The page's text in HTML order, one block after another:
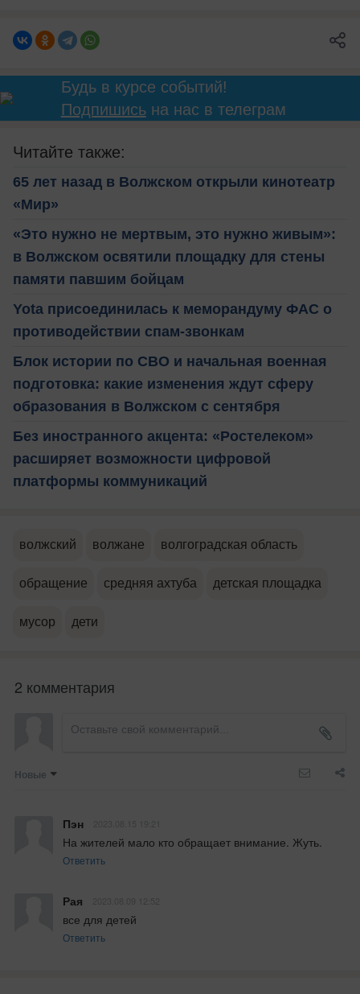
Будь в курсе событий!
Подпишисьна нас в телеграм
Читайте также:
65 лет назад в Волжском открыли кинотеатр
«Мир»
«Это нужно не мертвым, это нужно живым»:
в Волжском освятили площадку для стены
памяти павшим бойцам
Yota присоединилась к меморандуму ФАС о
противодействии спам-звонкам
Блок истории по СВО и начальная военная
подготовка: какие изменения ждут сферу
образования в Волжском с сентября
Без иностранного акцента: «Ростелеком»
расширяет возможности цифровой
платформы коммуникаций
волжский волжане волгоградская область
обращение средняя ахтуба детская площадка
мусор дети
2 комментария
Новые
Пэн
На жителей мало кто обращает внимание. Жуть.
Ответить
Рая
все для детей
Ответить